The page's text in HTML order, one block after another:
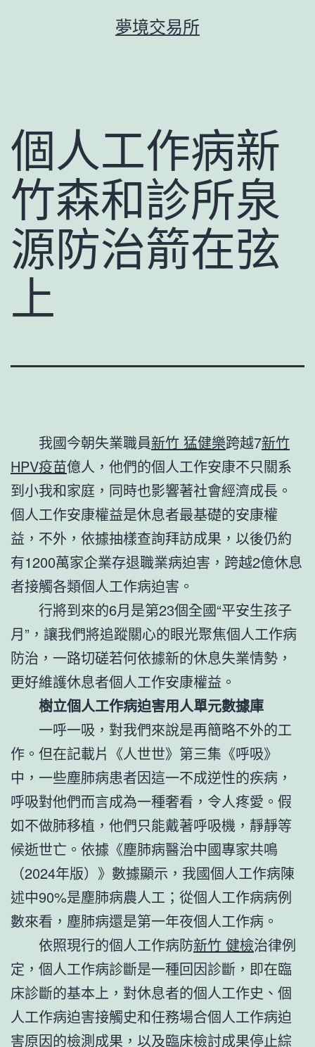
夢境交易所
個人工作病新
竹森和診所泉
源防治箭在弦
上
我國今朝失業職員新竹 猛健樂跨越7新竹
HPV疫苗億人，他們的個人工作安康不只關系
到小我和家庭，同時也影響著社會經濟成長。
個人工作安康權益是休息者最基礎的安康權
益，不外，依據抽樣查詢拜訪成果，以後仍約
有1200萬家企業存退職業病迫害，跨越2億休息
者接觸各類個人工作病迫害。
行將到來的6月是第23個全國“平安生孩子
月”，讓我們將追蹤關心的眼光聚焦個人工作病
防治，一路切磋若何依據新的休息失業情勢，
更好維護休息者個人工作安康權益。
樹立個人工作病迫害用人單元數據庫
一呼一吸，對我們來說是再簡略不外的工
作。但在記載片《人世世》第三集《呼吸》
中，一些塵肺病患者因這一不成逆性的疾病，
呼吸對他們而言成為一種奢看，令人疼愛。假
如不做肺移植，他們只能戴著呼吸機，靜靜等
候逝世亡。依據《塵肺病醫治中國專家共鳴
（2024年版）》數據顯示，我國個人工作病陳
述中90%是塵肺病農人工；從個人工作病病例
數來看，塵肺病還是第一年夜個人工作病。
依照現行的個人工作病防新竹 健檢治律例
定，個人工作病診斷是一種回因診斷，即在臨
床診斷的基本上，對休息者的個人工作史、個
人工作病迫害接觸史和任務場合個人工作病迫
害原因的檢測成果，以及臨床檢討成果停止綜